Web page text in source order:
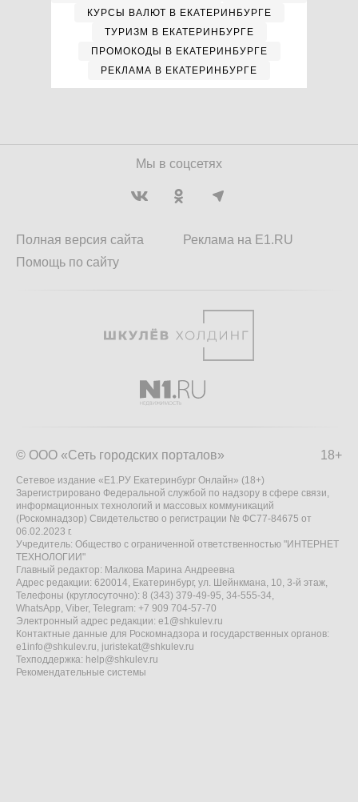
КУРСЫ ВАЛЮТ В ЕКАТЕРИНБУРГЕ
ТУРИЗМ В ЕКАТЕРИНБУРГЕ
ПРОМОКОДЫ В ЕКАТЕРИНБУРГЕ
РЕКЛАМА В ЕКАТЕРИНБУРГЕ
Мы в соцсетях
Полная версия сайта
Помощь по сайту
Реклама на E1.RU
18+
© ООО «Сеть городских порталов»
Сетевое издание «Е1.РУ Екатеринбург Онлайн» (18+)
Зарегистрировано Федеральной службой по надзору в сфере связи,
информационных технологий и массовых коммуникаций
(Роскомнадзор) Свидетельство о регистрации № ФС77-84675 от
06.02.2023 г.
Учредитель: Общество с ограниченной ответственностью "ИНТЕРНЕТ
ТЕХНОЛОГИИ"
Главный редактор: Малкова Марина Андреевна
Адрес редакции: 620014, Екатеринбург, ул. Шейнкмана, 10, 3-й этаж,
Телефоны (круглосуточно): 8 (343) 379-49-95, 34-555-34,
WhatsApp, Viber, Telegram: +7 909 704-57-70
Электронный адрес редакции: e1@shkulev.ru
Контактные данные для Роскомнадзора и государственных органов:
e1info@shkulev.ru, juristekat@shkulev.ru
Техподдержка: help@shkulev.ru
Рекомендательные системы